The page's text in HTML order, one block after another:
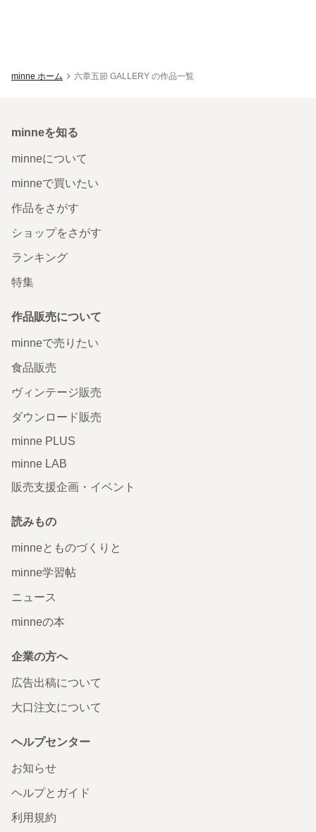
minne ホーム 六章五節 GALLERY の作品一覧
minneを知る
minneについて
minneで買いたい
作品をさがす
ショップをさがす
ランキング
特集
作品販売について
minneで売りたい
食品販売
ヴィンテージ販売
ダウンロード販売
minne PLUS
minne LAB
販売支援企画・イベント
読みもの
minneとものづくりと
minne学習帖
ニュース
minneの本
企業の方へ
広告出稿について
大口注文について
ヘルプセンター
お知らせ
ヘルプとガイド
利用規約